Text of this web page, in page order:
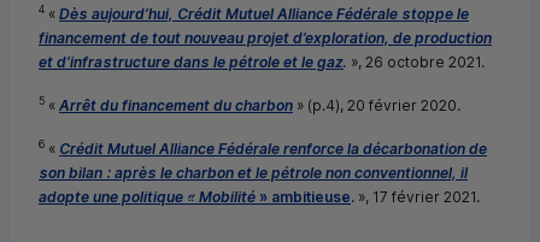
4 « Dès aujourd’hui, Crédit Mutuel Alliance Fédérale stoppe le
financement de tout nouveau projet d’exploration, de production
et d’infrastructure dans le pétrole et le gaz. », 26 octobre 2021.
5 « Arrêt du financement du charbon » (p.4), 20 février 2020.
6 « Crédit Mutuel Alliance Fédérale renforce la décarbonation de
son bilan : après le charbon et le pétrole non conventionnel, il
adopte une politique « Mobilité » ambitieuse. », 17 février 2021.